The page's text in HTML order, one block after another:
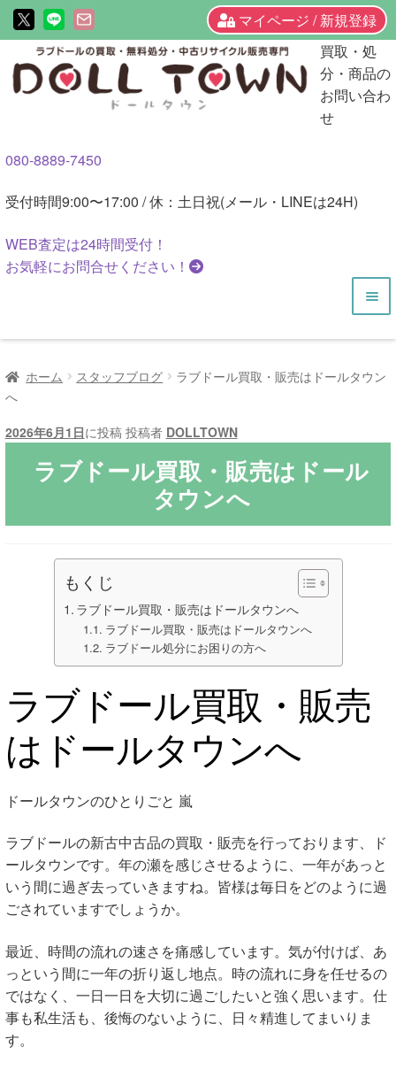
マイページ / 新規登録
ビ
ゲ
ョ
へ
キ
ッ
ン
テ
へ
キ
プ
買取・処
分・商品の
お問い合わ
せ
080-8889-7450
受付時間9:00〜17:00 / 休：土日祝(メール・LINEは24H)
WEB査定は24時間受付！
お気軽にお問合せください！
HOME
商品一覧
ご利用ガイド
ラブドール買取・処分
サ
メ
無料引き取り
よくあるご質問
お問い合わせ
ホーム スタッフブログ
ラブドール買取・販売はドールタウン
へ
2026年6月1日に投稿 投稿者 DOLLTOWN
ラブドール買取・販売はドール
タウンへ
もくじ
ラブドール買取・販売はドールタウンへ
ラブドール買取・販売はドールタウンへ
ラブドール処分にお困りの方へ
ラブドール買取・販売
はドールタウンへ
ドールタウンのひとりごと 嵐
ラブドールの新古中古品の買取・販売を行っております、ド
ールタウンです。年の瀬を感じさせるように、一年があっと
いう間に過ぎ去っていきますね。皆様は毎日をどのように過
ごされていますでしょうか。
最近、時間の流れの速さを痛感しています。気が付けば、あ
っという間に一年の折り返し地点。時の流れに身を任せるの
ではなく、一日一日を大切に過ごしたいと強く思います。仕
事も私生活も、後悔のないように、日々精進してまいりま
す。